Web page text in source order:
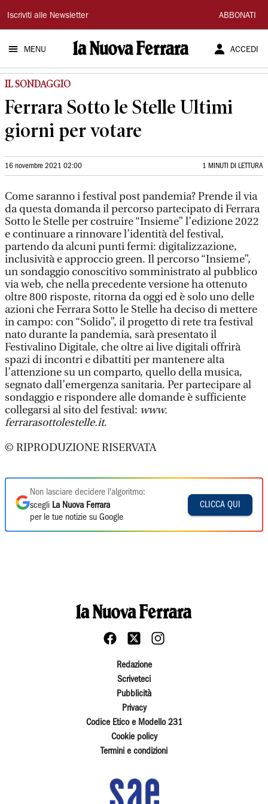
La
Nuova
Ferrara
Iscriviti alle Newsletter ABBONATI
MENU ACCEDI
IL SONDAGGIO
Ferrara Sotto le Stelle Ultimi
giorni per votare
16 novembre 2021 02:00 1 MINUTI DI LETTURA
Come saranno i festival post pandemia? Prende il via
da questa domanda il percorso partecipato di Ferrara
Sotto le Stelle per costruire “Insieme” l’edizione 2022
e continuare a rinnovare l’identità del festival,
partendo da alcuni punti fermi: digitalizzazione,
inclusività e approccio green. Il percorso “Insieme”,
un sondaggio conoscitivo somministrato al pubblico
via web, che nella precedente versione ha ottenuto
oltre 800 risposte, ritorna da oggi ed è solo uno delle
azioni che Ferrara Sotto le Stelle ha deciso di mettere
in campo: con “Solido”, il progetto di rete tra festival
nato durante la pandemia, sarà presentato il
Festivalino Digitale, che oltre ai live digitali offrirà
spazi di incontri e dibattiti per mantenere alta
l’attenzione su un comparto, quello della musica,
segnato dall’emergenza sanitaria. Per partecipare al
sondaggio e rispondere alle domande è sufficiente
collegarsi al sito del festival: www.
ferrarasottolestelle.it.
© RIPRODUZIONE RISERVATA
Non lasciare decidere l'algoritmo:
scegli La Nuova Ferrara
per le tue notizie su Google
CLICCA QUI
Redazione
Scriveteci
Pubblicità
Privacy
Codice Etico e Modello 231
Cookie policy
Termini e condizioni